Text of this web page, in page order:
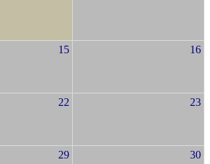
15 16
22 23
29 30